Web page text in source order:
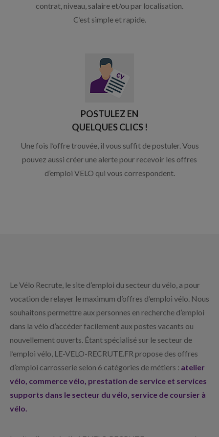
contrat, niveau, salaire et/ou par localisation.
C’est simple et rapide.
POSTULEZ EN
QUELQUES CLICS !
Une fois l’offre trouvée, il vous suffit de postuler. Vous
pouvez aussi créer une alerte pour recevoir les offres
d’emploi VELO qui vous correspondent.
Le Vélo Recrute, le site d’emploi du secteur du vélo, a pour
vocation de relayer le maximum d’offres d’emploi vélo. Nous
souhaitons permettre aux personnes en recherche d’emploi
dans la vélo d’accéder facilement aux postes vacants ou
nouvellement ouverts. Étant spécialisé sur le secteur de
l’emploi vélo, LE-VELO-RECRUTE.FR propose des offres
d’emploi carrosserie selon 6 catégories de métiers : atelier
vélo, commerce vélo, prestation de service et services
supports dans le secteur du vélo, service de coursier à
vélo.